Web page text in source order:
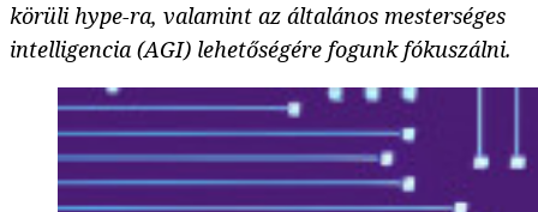
körüli hype-ra, valamint az általános mesterséges
intelligencia (AGI) lehetőségére fogunk fókuszálni.